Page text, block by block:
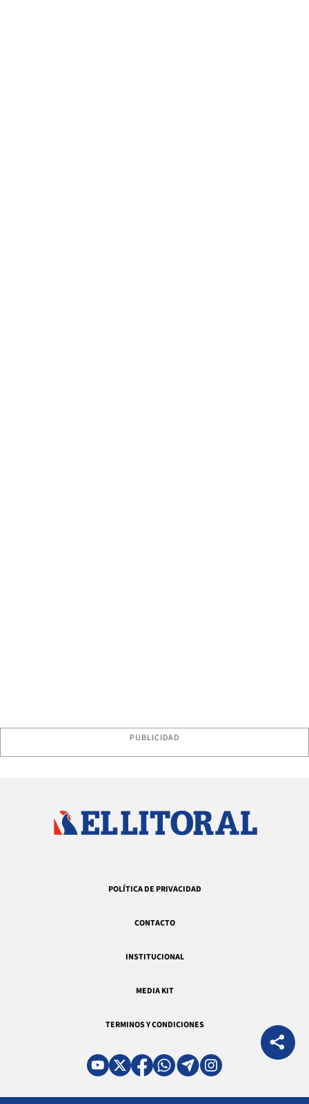
PUBLICIDAD
POLÍTICA DE PRIVACIDAD
CONTACTO
INSTITUCIONAL
MEDIA KIT
TERMINOS Y CONDICIONES